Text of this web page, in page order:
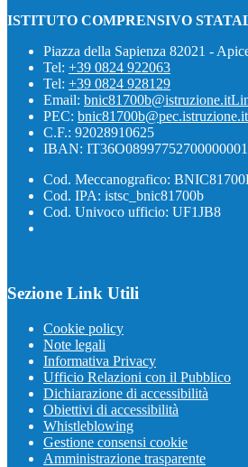
ISTITUTO COMPRENSIVO
Piazza della Sapienza 82021 -
Tel: +39 0824 922063
Tel: +39 0824 928129
Email: bnic81700b@istruzione.it
PEC: bnic81700b@pec.istruzione.it
C.F.: 92028910625
IBAN:
Cod. Meccanografico:
Cod. IPA: istsc_bnic81700b
Cod. Univoco ufficio: UF1JB8
Sezione Link Utili
Cookie policy
Note legali
Informativa Privacy
Ufficio Relazioni con il Pubblico
Dichiarazione di accessibilità
Obiettivi di accessibilità
Whistleblowing
Gestione consensi cookie
Amministrazione trasparente